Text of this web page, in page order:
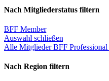
Nach Mitgliederstatus filtern
BFF Member
Auswahl schließen
Alle MitgliederBFF Professional
Nach Region filtern